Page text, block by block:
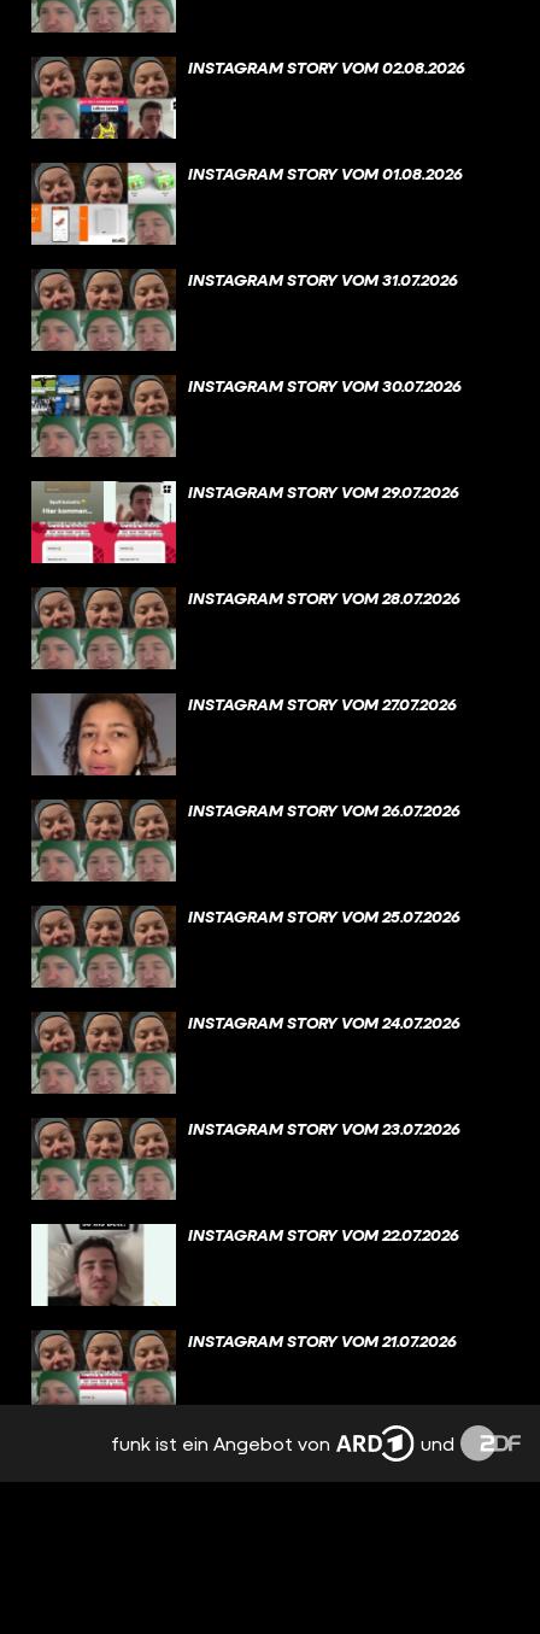
INSTAGRAM STORY VOM 02.08.2026
INSTAGRAM STORY VOM 01.08.2026
INSTAGRAM STORY VOM 31.07.2026
INSTAGRAM STORY VOM 30.07.2026
INSTAGRAM STORY VOM 29.07.2026
INSTAGRAM STORY VOM 28.07.2026
INSTAGRAM STORY VOM 27.07.2026
INSTAGRAM STORY VOM 26.07.2026
INSTAGRAM STORY VOM 25.07.2026
INSTAGRAM STORY VOM 24.07.2026
INSTAGRAM STORY VOM 23.07.2026
INSTAGRAM STORY VOM 22.07.2026
INSTAGRAM STORY VOM 21.07.2026
INSTAGRAM STORY VOM 20.07.2026
funk ist ein Angebot von und